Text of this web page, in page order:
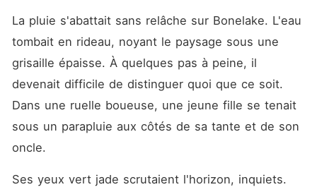
La pluie s'abattait sans relâche sur Bonelake. L'eau
tombait en rideau, noyant le paysage sous une
grisaille épaisse. À quelques pas à peine, il
devenait difficile de distinguer quoi que ce soit.
Dans une ruelle boueuse, une jeune fille se tenait
sous un parapluie aux côtés de sa tante et de son
oncle.
Ses yeux vert jade scrutaient l'horizon, inquiets.